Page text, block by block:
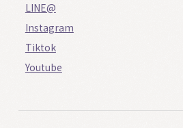
LINE@
Instagram
Tiktok
Youtube